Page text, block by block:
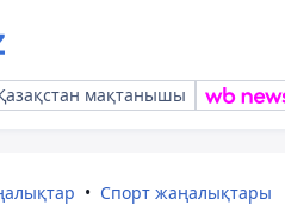
мақтанышы
Спорт жаңалықтары